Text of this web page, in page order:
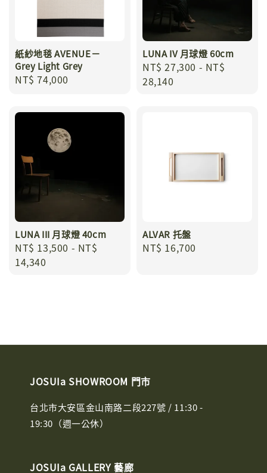
紙紗地毯 AVENUE－
Grey Light Grey
Regular
NT$ 74,000
LUNA IV 月球燈 60cm
Regular
price
NT$ 27,300 - NT$
28,140
LUNA III 月球燈 40cm
Regular
price
NT$ 13,500 - NT$
14,340
ALVAR 托盤
Regular
NT$ 16,700
JOSUIa SHOWROOM 門市
台北市大安區金山南路二段227號 / 11:30 -
19:30（週一公休）
JOSUIa GALLERY 藝廊